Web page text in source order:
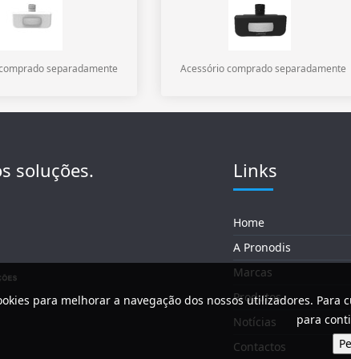
separadamente Acessório comprado separadamente
soluções. Links
Home
A Pronodis
Marcas
Produtos
Notícias
Contactos
para melhorar a navegação dos nossos utilizadores.
para